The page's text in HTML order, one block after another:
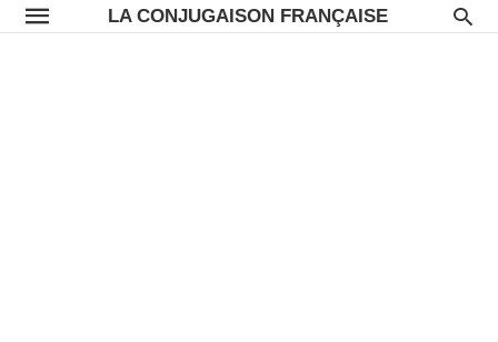
LA CONJUGAISON FRANÇAISE